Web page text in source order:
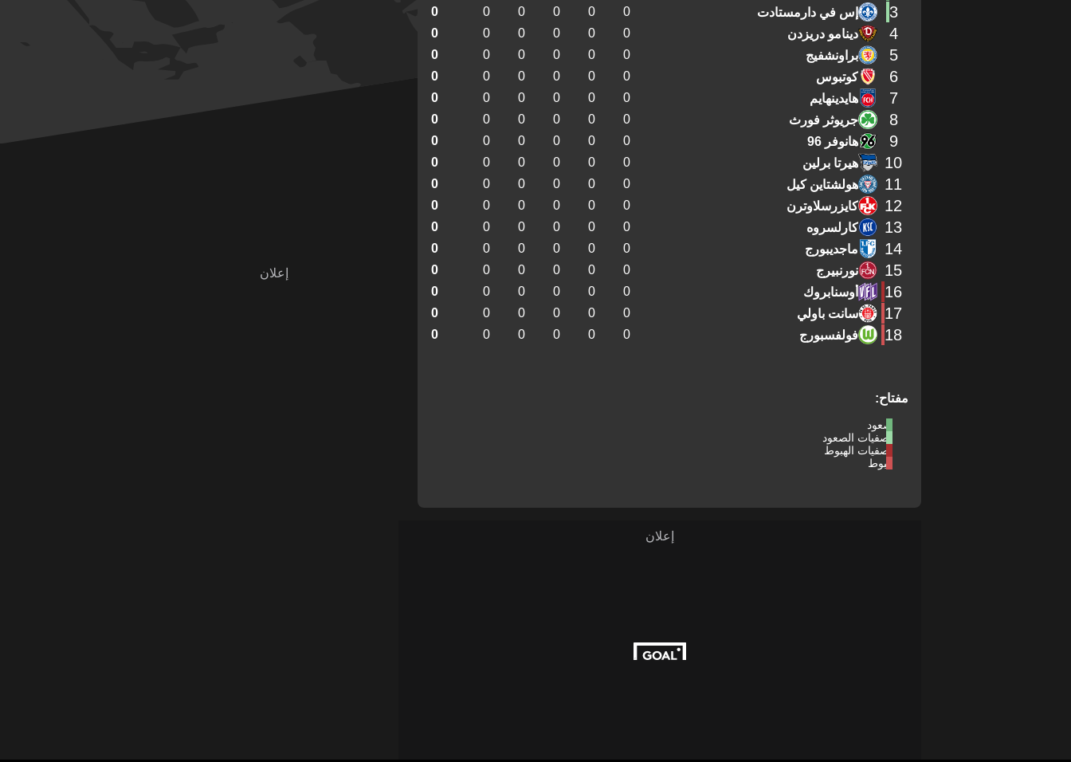
مفتاح:
صعود
تصفيات الصعود
تصفيات الهبوط
هبوط
3 إس في دارمستادت 0
0
0
0
0
0
4 دينامو دريزدن 0
0
0
0
0
0
5 براونشفيج 0
0
0
0
0
0
6 كوتبوس 0
0
0
0
0
0
7 هايدينهايم 0
0
0
0
0
0
8 جريوثر فورث 0
0
0
0
0
0
9 هانوفر 96 0
0
0
0
0
0
10 هيرتا برلين 0
0
0
0
0
0
11 هولشتاين كيل 0
0
0
0
0
0
12 كايزرسلاوترن 0
0
0
0
0
0
13 كارلسروه 0
0
0
0
0
0
14 ماجديبورج 0
0
0
0
0
0
15 نورنبيرج 0
0
0
0
0
0
16 أوسنابروك 0
0
0
0
0
0
17 سانت باولي 0
0
0
0
0
0
18 فولفسبورج 0
0
0
0
0
0